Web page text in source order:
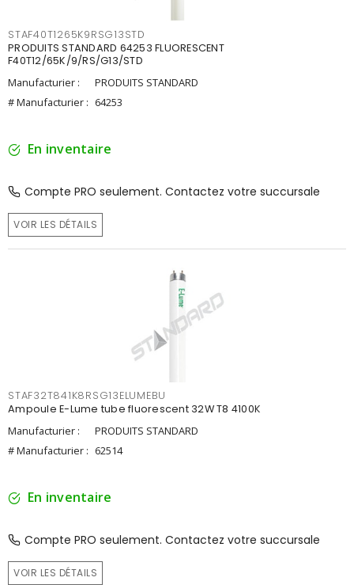
STAF40T1265K9RSG13STD
PRODUITS STANDARD 64253 FLUORESCENT
F40T12/65K/9/RS/G13/STD
Manufacturier :
PRODUITS STANDARD
# Manufacturier : 64253
En inventaire
Compte PRO seulement. Contactez votre succursale
VOIR LES DÉTAILS
STAF32T841K8RSG13ELUMEBU
Ampoule E-Lume tube fluorescent 32W T8 4100K
Manufacturier :
PRODUITS STANDARD
# Manufacturier : 62514
En inventaire
Compte PRO seulement. Contactez votre succursale
VOIR LES DÉTAILS